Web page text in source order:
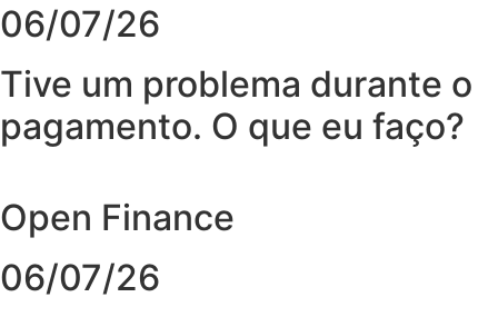
06/07/26
Tive um problema durante o
pagamento. O que eu faço?
Open Finance
06/07/26